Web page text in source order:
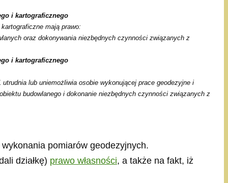
i kartograficznego
mają prawo:
oraz dokonywania niezbędnych czynności związanych z
i kartograficznego
lub uniemożliwia osobie wykonującej prace geodezyjne i
budowlanego i dokonanie niezbędnych czynności związanych z
pomiarów geodezyjnych.
działkę) prawo własności, a także na fakt, iż